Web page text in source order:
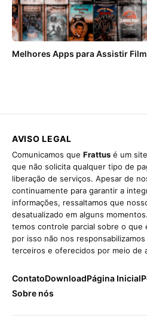
Melhores Apps para Assistir
AVISO LEGAL
Comunicamos que Frattus é um
que não solicita qualquer tipo de
liberação de serviços. Apesar de
continuamente para garantir a
informações, ressaltamos que
desatualizado em alguns
temos controle parcial sobre o que
por isso não nos
terceiros e oferecidos por meio de
ContatoDownloadPágina Inicial
Sobre nós